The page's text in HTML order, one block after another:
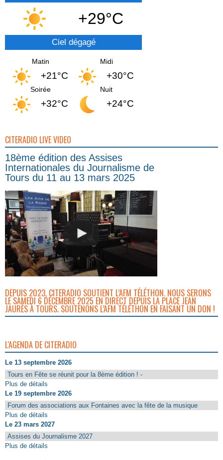
+29°C
Ciel dégagé
Matin
+21°C
Midi
+30°C
Soirée
+32°C
Nuit
+24°C
CITERADIO LIVE VIDEO
18ème édition des Assises
Internationales du Journalisme de
Tours du 11 au 13 mars 2025
DEPUIS 2023, CITERADIO SOUTIENT L’AFM TÉLÉTHON. NOUS SERONS
LE SAMEDI 6 DÉCEMBRE 2025 EN DIRECT DEPUIS LA PLACE JEAN
JAURÈS À TOURS. SOUTENONS L’AFM TÉLÉTHON EN FAISANT UN DON !
L'AGENDA DE CITERADIO
Le 13 septembre 2026
Tours en Fête se réunit pour la 8ème édition ! -
Plus de détails
Le 19 septembre 2026
Forum des associations aux Fontaines avec la fête de la musique
Plus de détails
Le 23 mars 2027
Assises du Journalisme 2027
Plus de détails